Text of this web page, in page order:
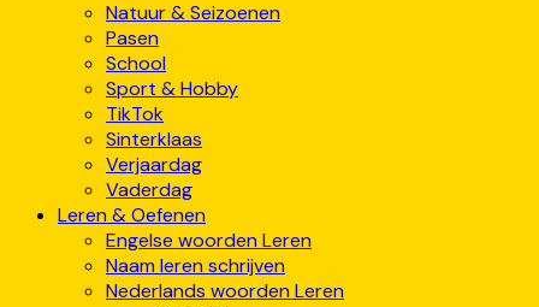
Natuur & Seizoenen
Pasen
School
Sport & Hobby
TikTok
Sinterklaas
Verjaardag
Vaderdag
Leren & Oefenen
Engelse woorden Leren
Naam leren schrijven
Nederlands woorden Leren